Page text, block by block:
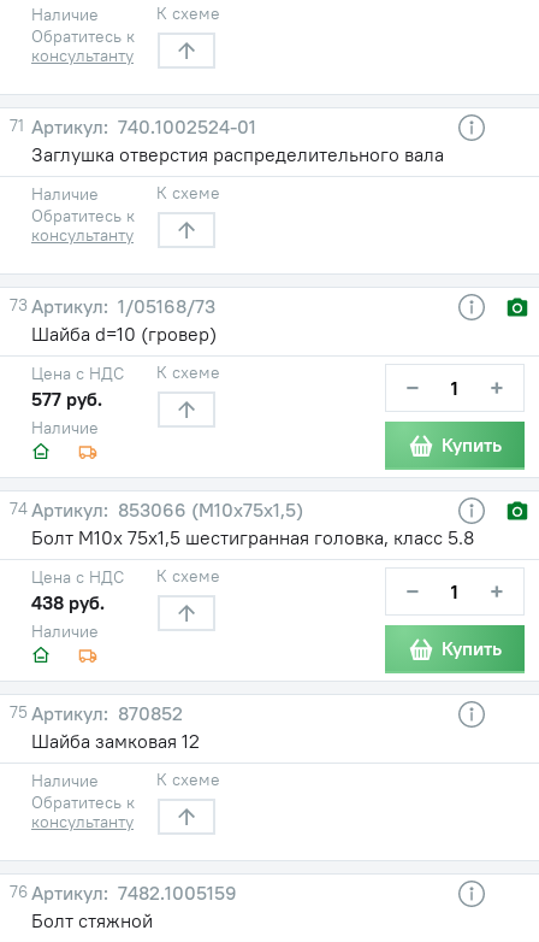
Наличие
Обратитесь к
консультанту
К схеме
71
740.1002524-01
Заглушка отверстия распределительного вала
Наличие
Обратитесь к
консультанту
К схеме
73
1/05168/73
Шайба d=10 (гровер)
Наличие
Цена с НДС
577 руб.
К схеме − +
Купить
74
853066 (М10х75х1,5)
Болт М10х 75х1,5 шестигранная головка, класс 5.8
Наличие
Цена с НДС
438 руб.
К схеме − +
Купить
75
870852
Шайба замковая 12
Наличие
Обратитесь к
консультанту
К схеме
76
7482.1005159
Болт стяжной